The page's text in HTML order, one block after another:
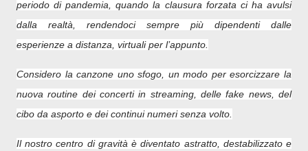
periodo di pandemia, quando la clausura forzata ci ha avulsi
dalla realtà , rendendoci sempre più dipendenti dalle
esperienze a distanza, virtuali per l’appunto.
Considero la canzone uno sfogo, un modo per esorcizzare la
nuova routine dei concerti in streaming, delle fake news, del
cibo da asporto e dei continui numeri senza volto.
Il nostro centro di gravità è diventato astratto, destabilizzato e